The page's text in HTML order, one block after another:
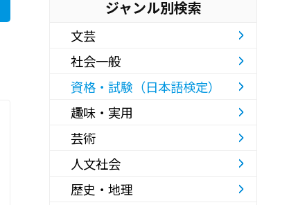
ジャンル別検索
文芸
社会一般
資格・試験（日本語検定）
趣味・実用
芸術
人文社会
歴史・地理